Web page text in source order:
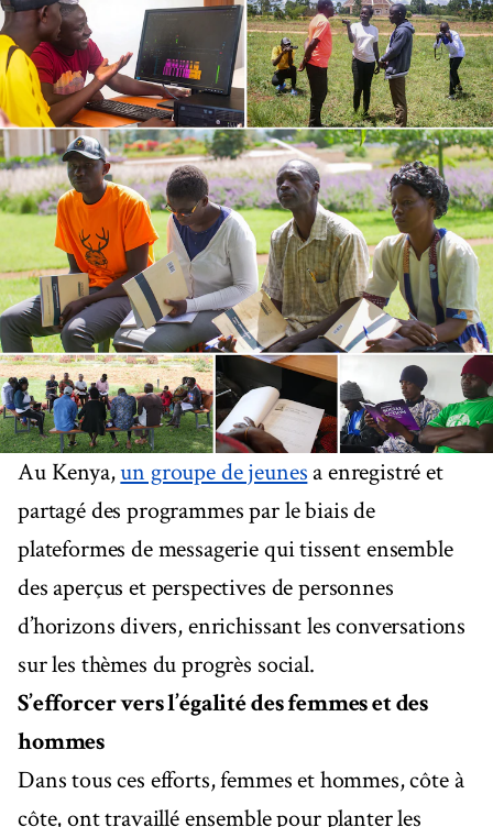
Au Kenya,un groupe de jeunes a enregistré et
partagé des programmes par le biais de
plateformes de messagerie qui tissent ensemble
des aperçus et perspectives de personnes
d’horizons divers, enrichissant les conversations
sur les thèmes du progrès social.
S’efforcer vers l’égalité des femmes et des
hommes
Dans tous ces efforts, femmes et hommes, côte à
côte, ont travaillé ensemble pour planter les